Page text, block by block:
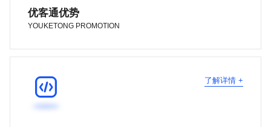
优客通优势
YOUKETONG PROMOTION
 了解详情 +